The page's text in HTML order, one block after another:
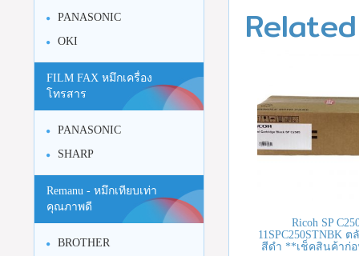
Ricoh SP
11SPC250STNBK
สีดำ **เช็คสินค้าก่
PANASONIC
OKI
FILM FAX หมึกเครื่อง
โทรสาร
PANASONIC
SHARP
Remanu - หมึกเทียบเท่า
คุณภาพดี
BROTHER